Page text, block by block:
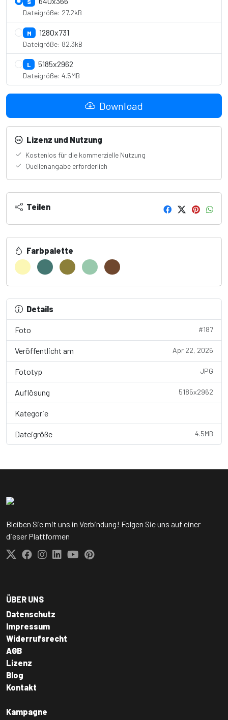
Dateigröße: 27.2kB
M 1280x731
Dateigröße: 82.3kB
L 5185x2962
Dateigröße: 4.5MB
Download
Lizenz und Nutzung
Kostenlos für die kommerzielle Nutzung
Quellenangabe erforderlich
Teilen
Farbpalette
Details
Foto #187
Veröffentlicht am Apr 22, 2026
Fototyp JPG
Auflösung 5185x2962
Kategorie
Dateigröße 4.5MB
Bleiben Sie mit uns in Verbindung! Folgen Sie uns auf einer
dieser Plattformen
ÜBER UNS
Datenschutz
Impressum
Widerrufsrecht
AGB
Lizenz
Blog
Kontakt
Kampagne